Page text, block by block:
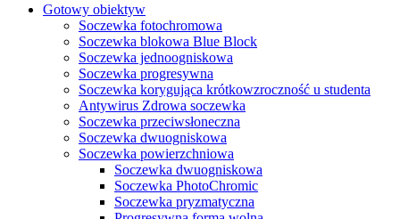
Gotowy obiektyw
Soczewka fotochromowa
Soczewka blokowa Blue Block
Soczewka jednoogniskowa
Soczewka progresywna
Soczewka korygująca krótkowzroczność u studenta
Antywirus Zdrowa soczewka
Soczewka przeciwsłoneczna
Soczewka dwuogniskowa
Soczewka powierzchniowa
Soczewka dwuogniskowa
Soczewka PhotoChromic
Soczewka pryzmatyczna